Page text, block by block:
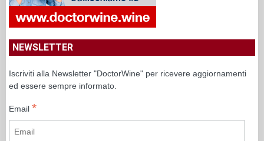
NEWSLETTER
Iscriviti alla Newsletter "DoctorWine" per ricevere aggiornamenti
ed essere sempre informato.
Email *